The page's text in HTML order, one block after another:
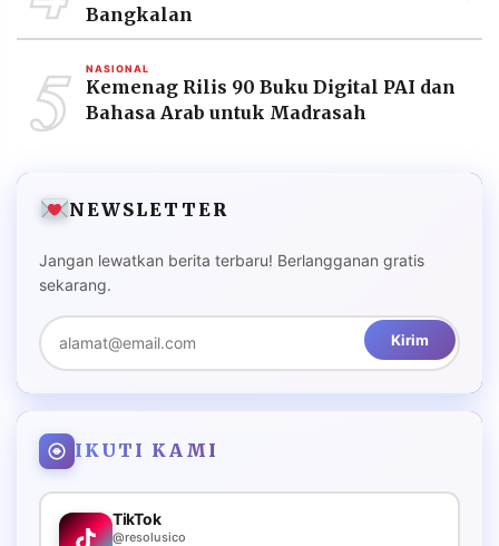
Bangkalan
5 NASIONAL
Kemenag Rilis 90 Buku Digital PAI dan
Bahasa Arab untuk Madrasah
NEWSLETTER
Jangan lewatkan berita terbaru! Berlangganan gratis
sekarang.
Kirim
IKUTI KAMI
TikTok
@resolusico